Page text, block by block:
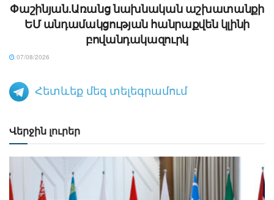
Փաշինյան.Առանց նախնական աշխատանքի
ԵՄ անդամակցության հանրաքվեն կլինի
բովանդակազուրկ
07/08/2026
Հետևեք մեզ տելեգրամում
Վերջին լուրեր